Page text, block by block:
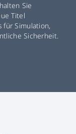
Sie
Titel
für Simulation,
Sicherheit.